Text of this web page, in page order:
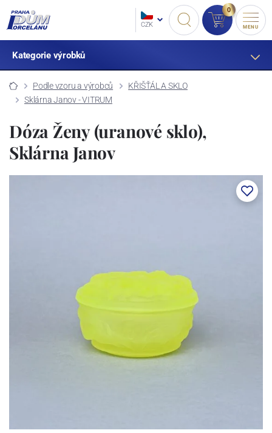
CZK
0
MENU
Kategorie výrobků
Podle vzoru a výrobců
KŘIŠŤÁL A SKLO
Sklárna Janov - VITRUM
Dóza Ženy (uranové sklo),
Sklárna Janov